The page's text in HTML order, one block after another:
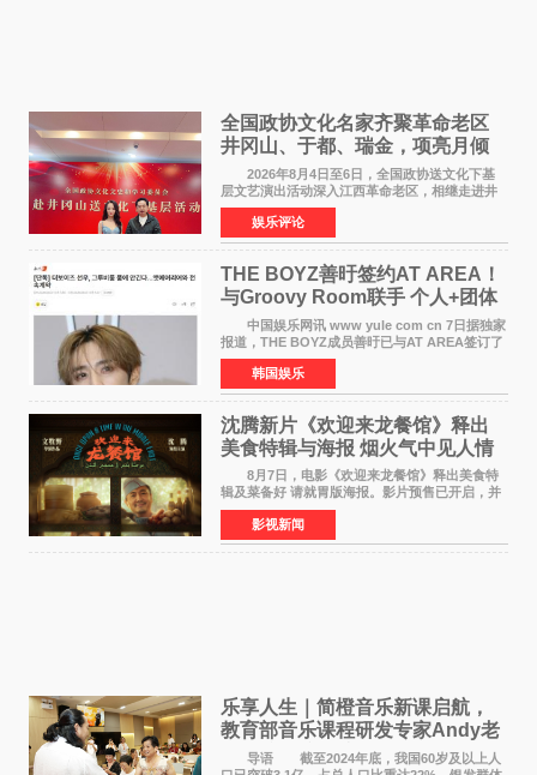
全国政协文化名家齐聚革命老区
井冈山、于都、瑞金，项亮月倾
情献唱《桃花谣》致敬红色沃土
2026年8月4日至6日，全国政协送文化下基
层文艺演出活动深入江西革命老区，相继走进井
冈山、于都长征出发地、瑞金三地。由全国政协
文化文史和学习委员会副主任、甘肃省政协原主
席欧阳坚率团，一
娱乐评论
THE BOYZ善旴签约AT AREA！
与Groovy Room联手 个人+团体
活动并行
中国娱乐网讯 www yule com cn 7日据独家
报道，THE BOYZ成员善旴已与AT AREA签订了
专属合约。AT AREA是由知名制作人组合
Groovy Room创立的hip-hop厂牌，旗下拥有多
位实力派音乐人，在韩
韩国娱乐
沈腾新片《欢迎来龙餐馆》释出
美食特辑与海报 烟火气中见人情
温暖
8月7日，电影《欢迎来龙餐馆》释出美食特
辑及菜备好 请就胃版海报。影片预售已开启，并
将于8月8日至10日14:00-21:00举行全国超前点
映。电影《欢迎来龙餐馆》作为战争美食喜剧大
片，讲述了中国
影视新闻
乐享人生｜简橙音乐新课启航，
教育部音乐课程研发专家Andy老
师重磅入驻领航银龄琴声
导语 截至2024年底，我国60岁及以上人